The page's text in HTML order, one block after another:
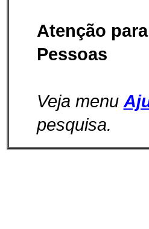
Atenção
Pessoas
Veja menu
pesquisa.